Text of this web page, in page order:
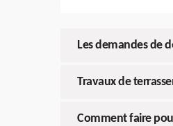
Les demandes de
Travaux de
Comment faire